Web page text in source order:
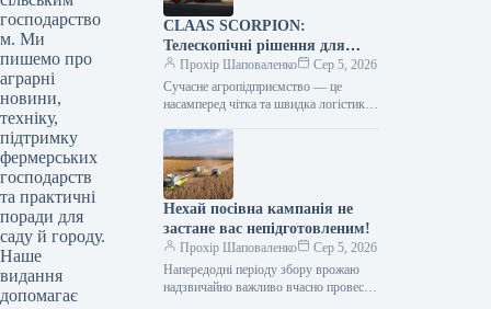
господарство
м. Ми
пишемо про
аграрні
новини,
техніку,
підтримку
фермерських
господарств
та практичні
поради для
саду й городу.
Наше
видання
допомагає
CLAAS SCORPION:
Телескопічні рішення для
ефективного агрологістичного
менеджменту
Прохір Шаповаленко
Сер 5, 2026
Сучасне агропідприємство — це
насамперед чітка та швидка логістика.
тисяч тонн зерна, робота з
біогазовими…
Нехай посівна кампанія не
застане вас непідготовленим!
Прохір Шаповаленко
Сер 5, 2026
Напередодні періоду збору врожаю
надзвичайно важливо вчасно провести